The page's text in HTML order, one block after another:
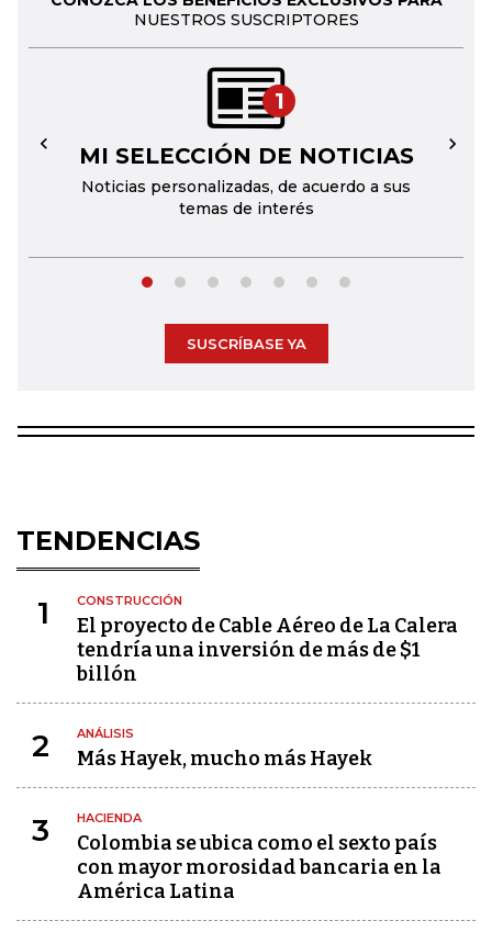
NUESTROS SUSCRIPTORES
1
MI SELECCIÓN DE NOTICIAS
Noticias personalizadas, de acuerdo a sus
temas de interés
← →
SUSCRÍBASE YA
TENDENCIAS
1 CONSTRUCCIÓN
El proyecto de Cable Aéreo de La Calera
tendría una inversión de más de $1
billón
2 ANÁLISIS
Más Hayek, mucho más Hayek
3 HACIENDA
Colombia se ubica como el sexto país
con mayor morosidad bancaria en la
América Latina